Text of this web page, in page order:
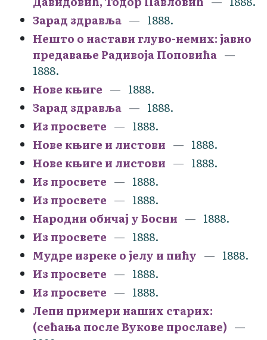
Зарад здравља
1888.
Нешто о настави глуво-немих: јавно
предавање Радивоја Поповића
1888.
Нове књиге
1888.
Зарад здравља
1888.
Из просвете
1888.
Нове књиге и листови
1888.
Нове књиге и листови
1888.
Из просвете
1888.
Из просвете
1888.
Народни обичај у Босни
1888.
Из просвете
1888.
Мудре изреке о јелу и пићу
1888.
Из просвете
1888.
Из просвете
1888.
Лепи примери наших старих:
(сећања после Вукове прославе)